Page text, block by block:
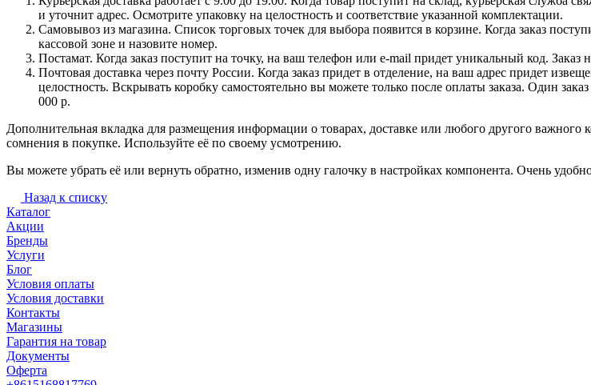
и уточнит адрес. Осмотрите упаковку на целостность и соответствие указанной комплектации.
Самовывоз из магазина. Список торговых точек для выбора появится в корзине. Когда заказ
кассовой зоне и назовите номер.
Постамат. Когда заказ поступит на точку, на ваш телефон или e-mail придет уникальный код.
Почтовая доставка через почту России. Когда заказ придет в отделение, на ваш адрес придет
целостность. Вскрывать коробку самостоятельно вы можете только после оплаты заказа. Один
000 р.
Дополнительная вкладка для размещения информации о товарах, доставке или любого другого
сомнения в покупке. Используйте её по своему усмотрению.
Вы можете убрать её или вернуть обратно, изменив одну галочку в настройках компонента. Очень
Назад к списку
Каталог
Акции
Бренды
Услуги
Блог
Условия оплаты
Условия доставки
Контакты
Магазины
Гарантия на товар
Документы
Оферта